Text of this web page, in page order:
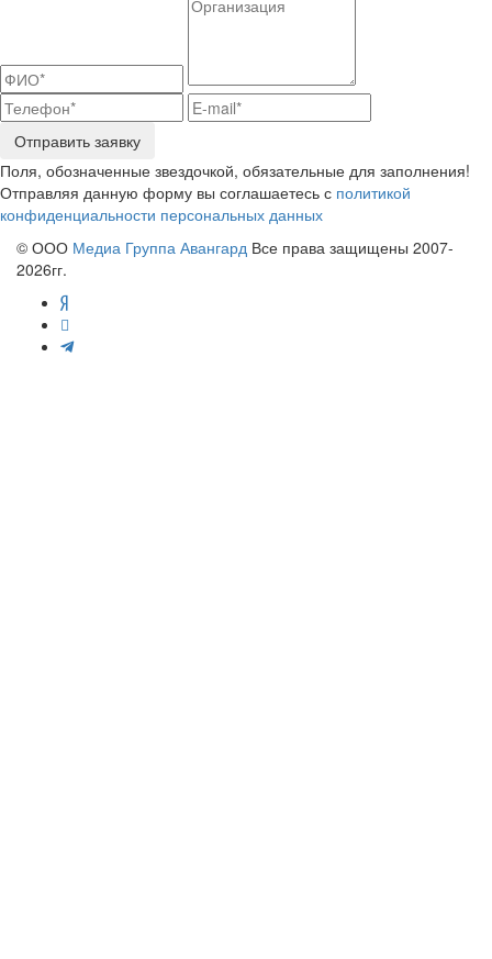
Отправить заявку
Поля, обозначенные звездочкой, обязательные для заполнения!
Отправляя данную форму вы соглашаетесь с политикой
конфиденциальности персональных данных
© ООО Медиа Группа Авангард Все права защищены 2007-
2026гг.